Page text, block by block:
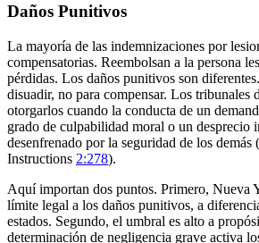
Daños Punitivos
La mayoría de las indemnizaciones por
compensatorias. Reembolsan a la persona
pérdidas. Los daños punitivos son
disuadir, no para compensar. Los tribunales
otorgarlos cuando la conducta de un
grado de culpabilidad moral o un desprecio
desenfrenado por la seguridad de los
Instructions 2:278).
Aquí importan dos puntos. Primero, Nueva
límite legal a los daños punitivos, a
estados. Segundo, el umbral es alto a
determinación de negligencia grave activa